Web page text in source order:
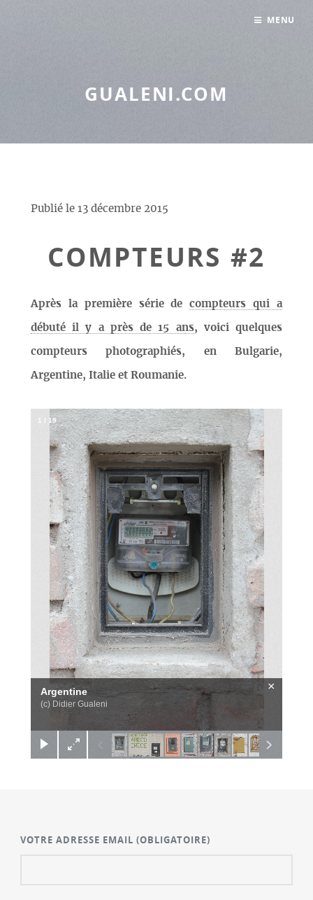
GUALENI.COM
Publié le 13 décembre 2015
COMPTEURS #2
Après la première série decompteurs qui a
débuté il y a près de 15 ans, voici quelques
compteurs photographiés, en Bulgarie,
Argentine, Italie et Roumanie.
Argentine
(c) Didier Gualeni
×
1 / 19
VOTRE ADRESSE EMAIL(OBLIGATOIRE)
MENU